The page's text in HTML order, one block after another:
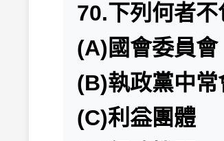
70.下列何者
(A)國會委員會
(B)執政黨中常
(C)利益團體